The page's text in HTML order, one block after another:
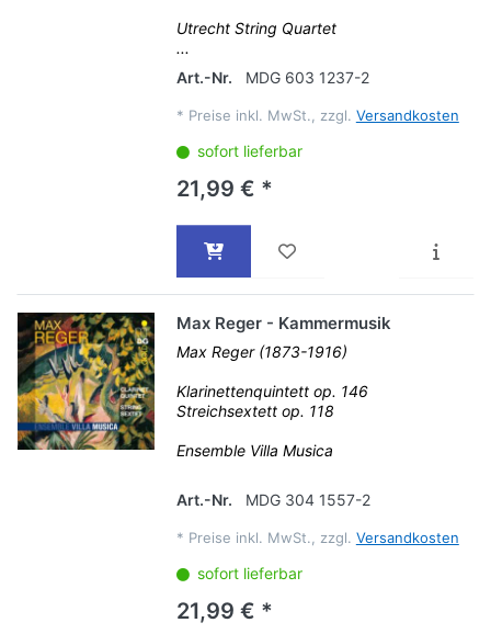
Utrecht String Quartet
...
Art.-Nr.
MDG 603 1237-2
* Preise inkl. MwSt., zzgl. Versandkosten
sofort lieferbar
21,99 € *
Max Reger - Kammermusik
Max Reger (1873-1916)
Klarinettenquintett op. 146
Streichsextett op. 118
Ensemble Villa Musica
Art.-Nr. MDG 304 1557-2
* Preise inkl. MwSt., zzgl. Versandkosten
sofort lieferbar
21,99 € *